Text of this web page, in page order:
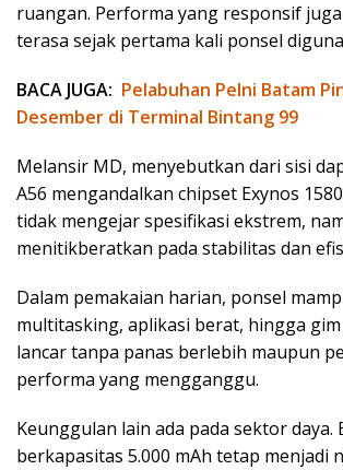
ruangan. Performa yang responsif
terasa sejak pertama kali ponsel
BACA JUGA: Pelabuhan Pelni Batam
Desember di Terminal Bintang 99
Melansir MD, menyebutkan dari sisi
A56 mengandalkan chipset Exynos
tidak mengejar spesifikasi ekstrem,
menitikberatkan pada stabilitas dan
Dalam pemakaian harian, ponsel
multitasking, aplikasi berat, hingga
lancar tanpa panas berlebih maupun
performa yang mengganggu.
Keunggulan lain ada pada sektor daya.
berkapasitas 5.000 mAh tetap menjadi